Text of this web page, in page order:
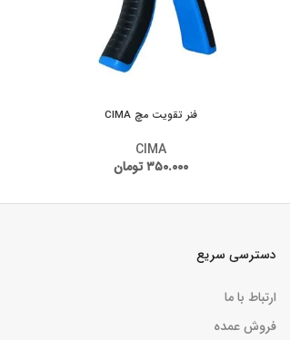
فنر تقویت مچ CIMA
CIMA
۳۵۰.۰۰۰تومان
دسترسی سریع
ارتباط با ما
فروش عمده